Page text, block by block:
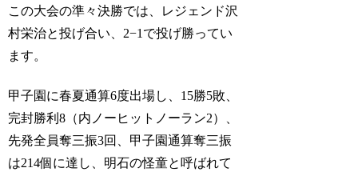
この大会の準々決勝では、レジェンド沢
村栄治と投げ合い、2−1で投げ勝ってい
ます。
甲子園に春夏通算6度出場し、15勝5敗、
完封勝利8（内ノーヒットノーラン2）、
先発全員奪三振3回、甲子園通算奪三振
は214個に達し、明石の怪童と呼ばれて